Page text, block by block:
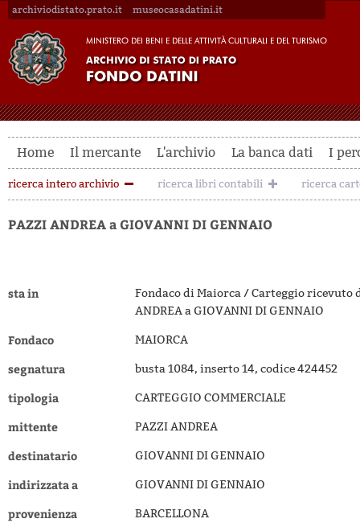
archiviodistato.prato.it museocasadatini.it
Home Il mercante L'archivio La banca dati I
ricerca intero archivio ricerca libri contabili ricerca
PAZZI ANDREA a GIOVANNI DI GENNAIO
sta in
Fondaco di Maiorca / Carteggio ricevuto
ANDREA a GIOVANNI DI GENNAIO
Fondaco MAIORCA
segnatura busta 1084, inserto 14, codice 424452
tipologia CARTEGGIO COMMERCIALE
mittente PAZZI ANDREA
destinatario GIOVANNI DI GENNAIO
indirizzata a GIOVANNI DI GENNAIO
provenienza BARCELLONA